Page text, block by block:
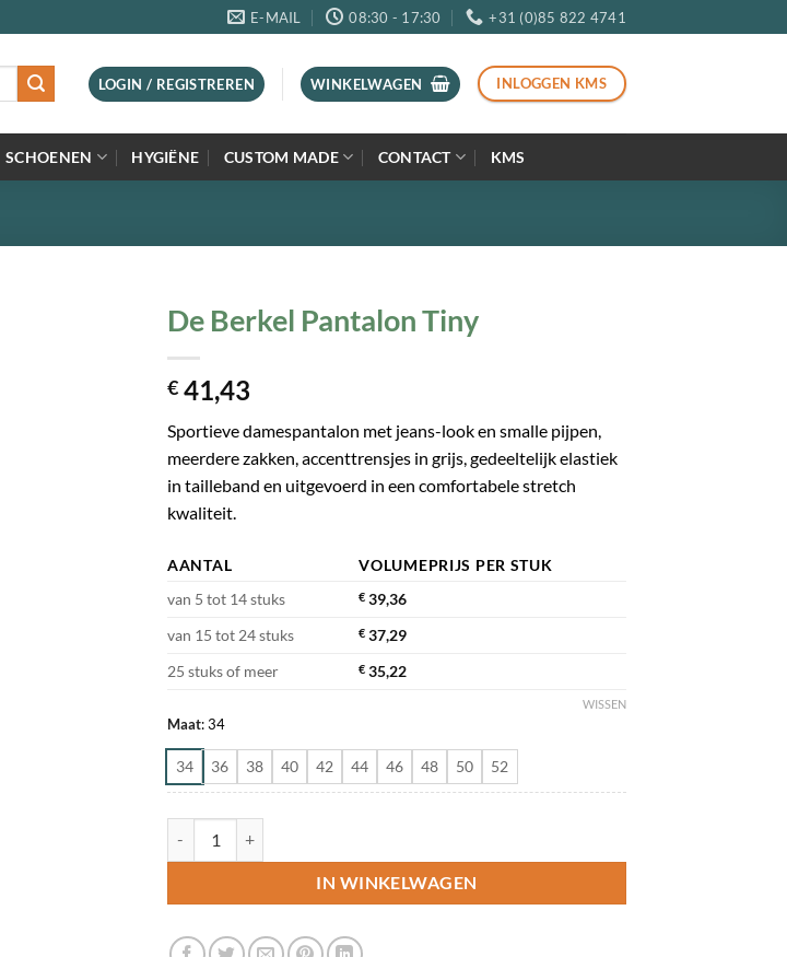
E-MAIL 08:30 - 17:30 +31 (0)85 822 4741
LOGIN / REGISTREREN WINKELWAGEN INLOGGEN KMS
SCHOENEN HYGIËNE CUSTOM MADE CONTACT KMS
De Berkel Pantalon Tiny
€ 41,43
Sportieve damespantalon met jeans-look en smalle pijpen,
meerdere zakken, accenttrensjes in grijs, gedeeltelijk elastiek
in tailleband en uitgevoerd in een comfortabele stretch
kwaliteit.
AANTAL
VOLUMEPRIJS PER STUK
van 5 tot 14 stuks
€ 39,36
van 15 tot 24 stuks
€ 37,29
25 stuks of meer
€ 35,22
Maat:34
34 36 38 40 42 44 46 48 50 52
WISSEN
IN WINKELWAGEN